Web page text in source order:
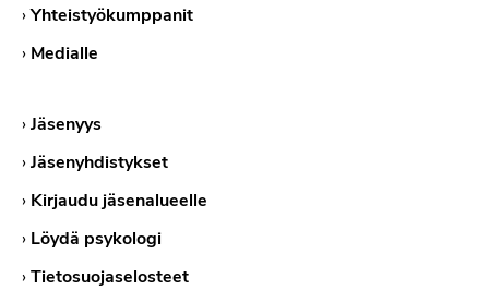
›Yhteistyökumppanit
› Medialle
›Jäsenyys
›Jäsenyhdistykset
› Kirjaudu jäsenalueelle
› Löydä psykologi
›Tietosuojaselosteet